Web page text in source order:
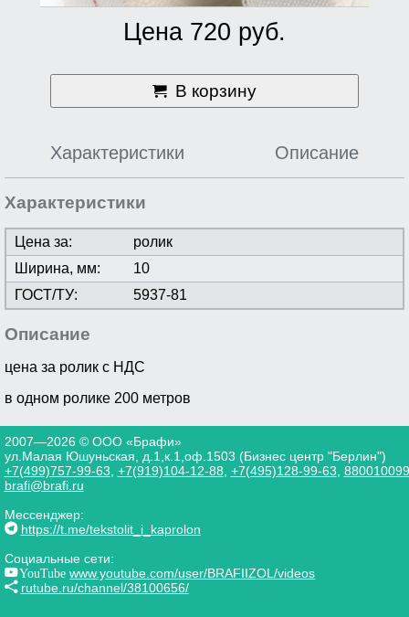
Цена 720 руб.
В корзину
Характеристики Описание
Характеристики
Цена за:
ролик
Ширина, мм:
10
ГОСТ/ТУ:
5937-81
Описание
цена за ролик с НДС
в одном ролике 200 метров
2007—2026 © ООО «Брафи»
ул.Малая Юшуньская, д.1,к.1,оф.1503 (Бизнес центр "Берлин")
+7(499)757-99-63 +7(919)104-12-88 +7(495)128-99-63
brafi@brafi.ru
Мессенджер:
https://t.me/tekstolit_i_kaprolon
Социальные сети:
YouTube www.youtube.com/user/BRAFIIZOL/videos
rutube.ru/channel/38100656/